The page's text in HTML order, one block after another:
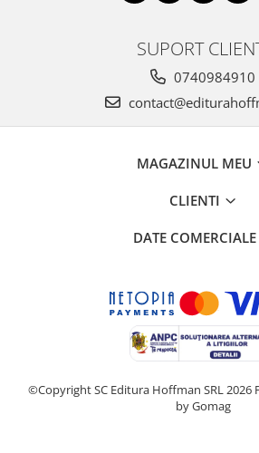
SUPORT
0740984910
MAGAZINUL MEU
CLIENTI
DATE COMERCIALE
©Copyright SC Editura Hoffman SRL 2026
by Gomag